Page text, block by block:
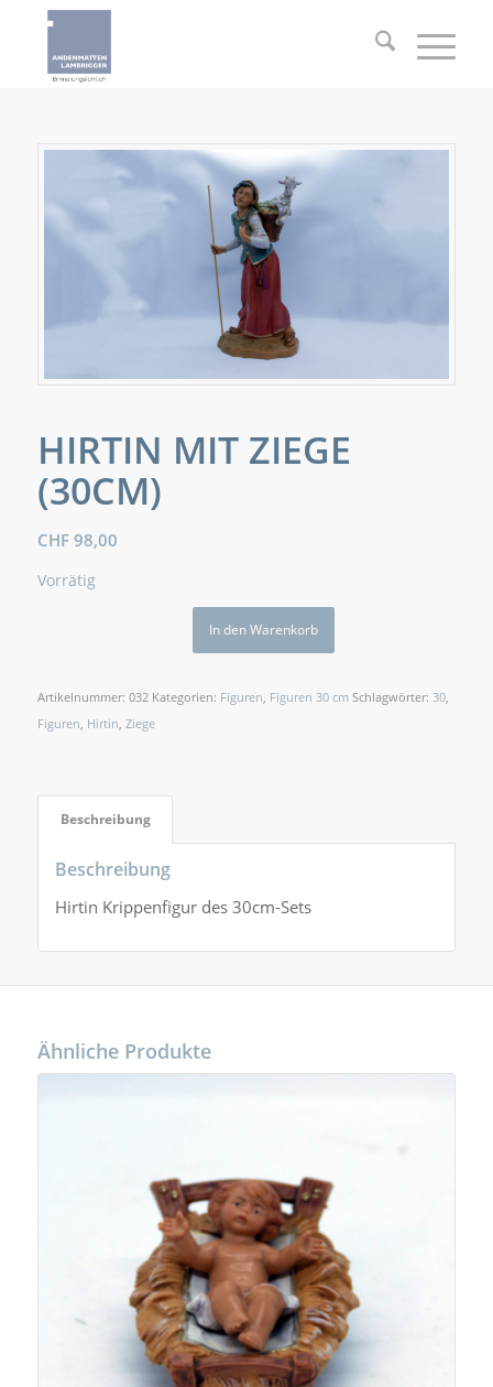
HIRTIN MIT ZIEGE
(30CM)
CHF98,00
Vorrätig
In den Warenkorb
Artikelnummer: 032 Kategorien: Figuren, Figuren 30 cm Schlagwörter: 30,
Figuren, Hirtin, Ziege
Beschreibung
Beschreibung
Hirtin Krippenfigur des 30cm-Sets
Ähnliche Produkte